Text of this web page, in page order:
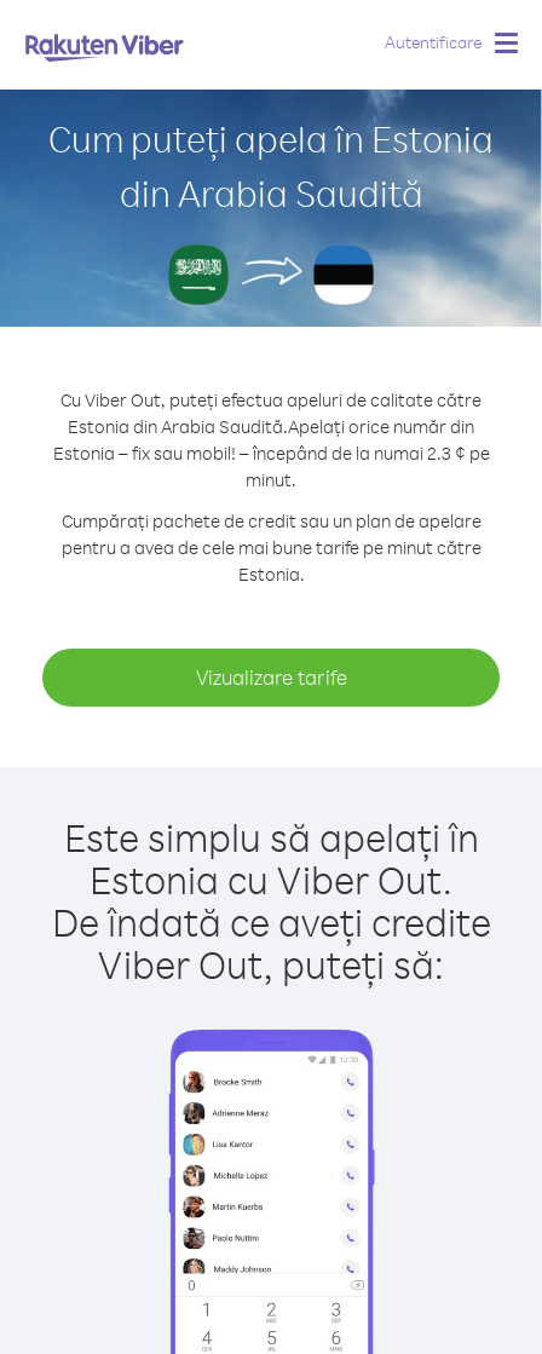
Autentificare
Cum puteți apela în Estonia
din Arabia Saudită
Cu Viber Out, puteți efectua apeluri de calitate către
Estonia din Arabia Saudită.Apelați orice număr din
Estonia – fix sau mobil! – începând de la numai 2.3 ¢ pe
minut.
Cumpărați pachete de credit sau un plan de apelare
pentru a avea de cele mai bune tarife pe minut către
Estonia.
Vizualizare tarife
Este simplu să apelați în
Estonia cu Viber Out.
De îndată ce aveți credite
Viber Out, puteți să: